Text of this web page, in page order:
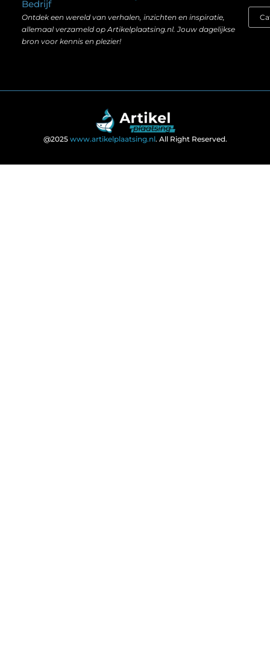
Bedrijf
Ontdek een wereld van verhalen, inzichten en inspiratie,
allemaal verzameld op Artikelplaatsing.nl. Jouw dagelijkse
bron voor kennis en plezier!
@2025 www.artikelplaatsing.nl. All Right Reserved.